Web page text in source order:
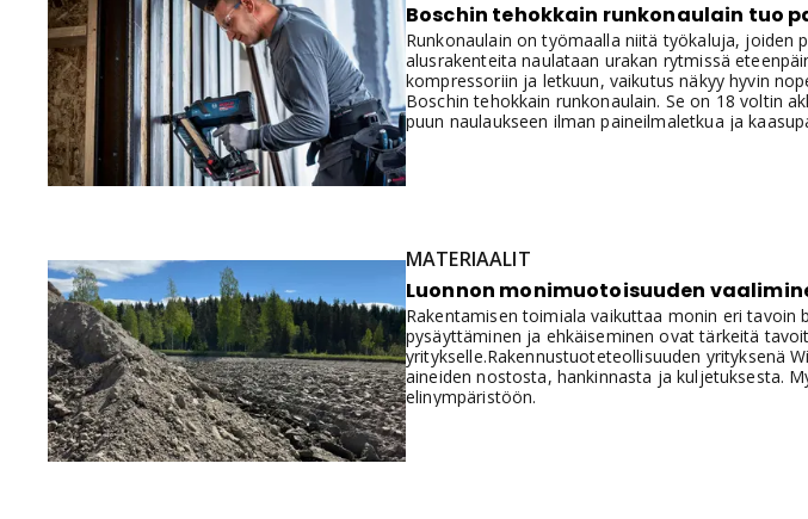
Boschin tehokkain runkonaulain tuo
Runkonaulain on työmaalla niitä työkaluja, joiden
alusrakenteita naulataan urakan rytmissä
kompressoriin ja letkuun, vaikutus näkyy hyvin
Boschin tehokkain runkonaulain. Se on 18 voltin
puun naulaukseen ilman paineilmaletkua ja
MATERIAALIT
Luonnon monimuotoisuuden
Rakentamisen toimiala vaikuttaa monin eri
pysäyttäminen ja ehkäiseminen ovat tärkeitä
yritykselle.Rakennustuoteteollisuuden yrityksenä
aineiden nostosta, hankinnasta ja kuljetuksesta.
elinympäristöön.